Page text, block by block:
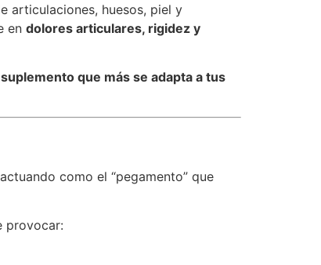
articulaciones, huesos, piel y
en dolores articulares, rigidez y
que más se adapta a tus
como el “pegamento” que
provocar: